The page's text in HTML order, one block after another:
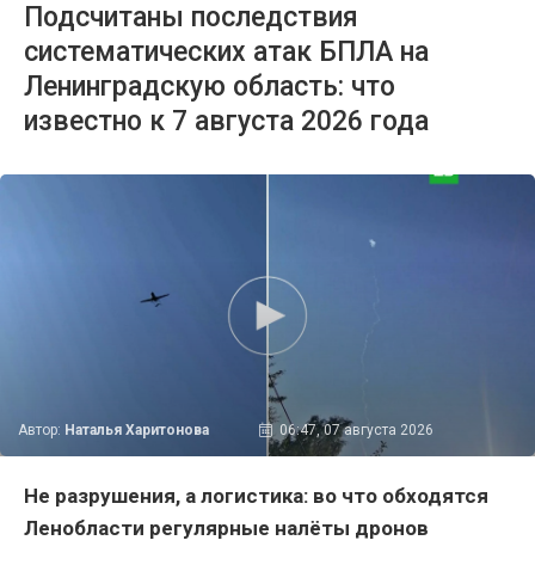
Подсчитаны последствия
систематических атак БПЛА на
Ленинградскую область: что
известно к 7 августа 2026 года
Автор: Наталья Харитонова 06:47, 07 августа 2026
Не разрушения, а логистика: во что обходятся
Ленобласти регулярные налёты дронов